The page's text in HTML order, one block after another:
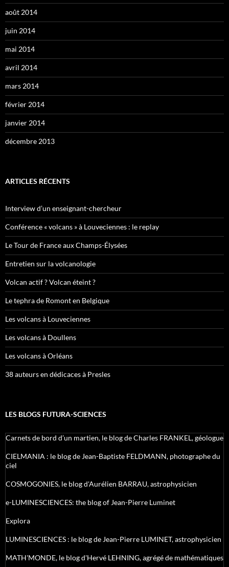
août 2014
juin 2014
mai 2014
avril 2014
mars 2014
février 2014
janvier 2014
décembre 2013
ARTICLES RÉCENTS
Interview d’un enseignant-chercheur
Conférence « volcans » à Louveciennes : le replay
Le Tour de France aux Champs-Élysées
Entretien sur la volcanologie
Volcan actif ? Volcan éteint ?
Le tephra de Romont en Belgique
Les volcans à Louveciennes
Les volcans à Doullens
Les volcans à Orléans
38 auteurs en dédicaces à Presles
LES BLOGS FUTURA-SCIENCES
Carnets de bord d’un martien, le blog de Charles FRANKEL, géologue
CIELMANIA : le blog de Jean-Baptiste FELDMANN, photographe du
ciel
COSMOGONIES, le blog d'Aurélien BARRAU, astrophysicien
e-LUMINESCIENCES: the blog of Jean-Pierre Luminet
Explora
LUMINESCIENCES : le blog de Jean-Pierre LUMINET, astrophysicien
MATH'MONDE, le blog d'Hervé LEHNING, agrégé de mathématiques